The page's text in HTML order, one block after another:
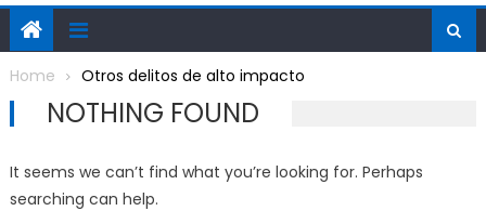
Home Otros delitos de alto impacto
NOTHING FOUND
It seems we can’t find what you’re looking for. Perhaps
searching can help.